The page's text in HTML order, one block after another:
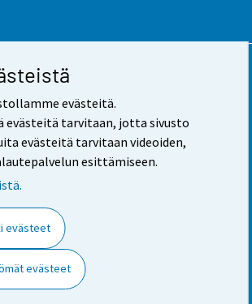
evästeitä.
tarvitaan, jotta sivusto
evästeitä tarvitaan videoiden,
esittämiseen.
evästeet
evästeet